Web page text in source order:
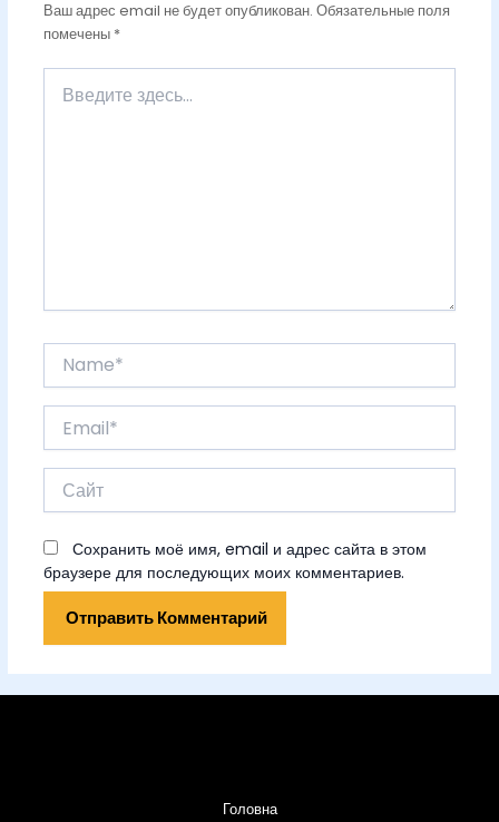
Ваш адрес email не будет опубликован. Обязательные поля
помечены *
здесь...
Сайт
Сохранить моё имя, email и адрес сайта в этом
браузере для последующих моих комментариев.
Головна